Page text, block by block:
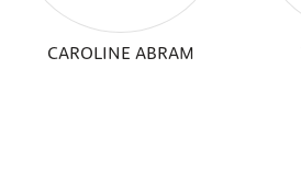
CAROLINE ABRAM